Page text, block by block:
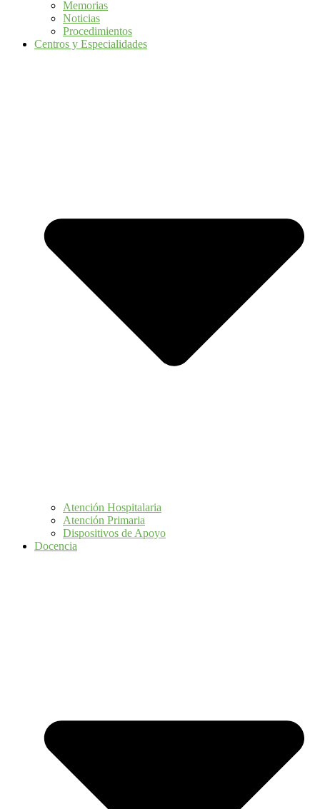
Memorias
Noticias
Procedimientos
Centros y Especialidades
Atención Hospitalaria
Atención Primaria
Dispositivos de Apoyo
Docencia